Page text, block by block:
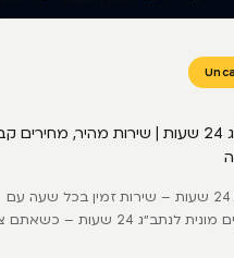
מונית לנתב״ג 24 שעות | שירות מהיר, מחירים
מונית לנתב״ג 24 שעות – שירות זמין בכל שעה עם
מחירים קבועים מונית לנתב״ג 24 שעות –